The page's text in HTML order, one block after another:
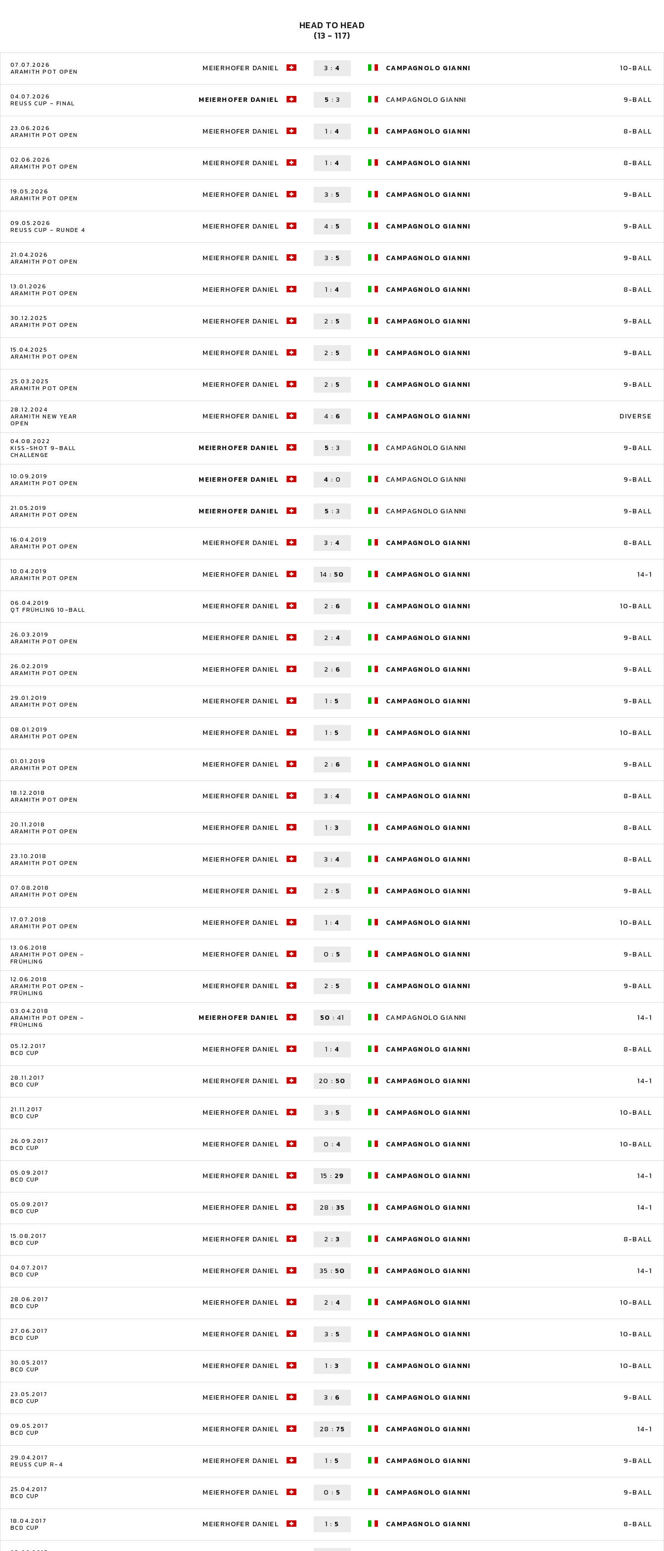
HEAD TO HEAD
(13 - 117)
07.07.2026
ARAMITH POT OPEN MEIERHOFER DANIEL 3 : 4 CAMPAGNOLO GIANNI 10-BALL
04.07.2026
REUSS CUP - FINAL MEIERHOFER DANIEL 5 : 3 CAMPAGNOLO GIANNI 9-BALL
23.06.2026
ARAMITH POT OPEN MEIERHOFER DANIEL 1 : 4 CAMPAGNOLO GIANNI 8-BALL
02.06.2026
ARAMITH POT OPEN MEIERHOFER DANIEL 1 : 4 CAMPAGNOLO GIANNI 8-BALL
19.05.2026
ARAMITH POT OPEN MEIERHOFER DANIEL 3 : 5 CAMPAGNOLO GIANNI 9-BALL
09.05.2026
REUSS CUP - RUNDE 4 MEIERHOFER DANIEL 4 : 5 CAMPAGNOLO GIANNI 9-BALL
21.04.2026
ARAMITH POT OPEN MEIERHOFER DANIEL 3 : 5 CAMPAGNOLO GIANNI 9-BALL
13.01.2026
ARAMITH POT OPEN MEIERHOFER DANIEL 1 : 4 CAMPAGNOLO GIANNI 8-BALL
30.12.2025
ARAMITH POT OPEN MEIERHOFER DANIEL 2 : 5 CAMPAGNOLO GIANNI 9-BALL
15.04.2025
ARAMITH POT OPEN MEIERHOFER DANIEL 2 : 5 CAMPAGNOLO GIANNI 9-BALL
25.03.2025
ARAMITH POT OPEN MEIERHOFER DANIEL 2 : 5 CAMPAGNOLO GIANNI 9-BALL
28.12.2024
ARAMITH NEW YEAR
OPEN
MEIERHOFER DANIEL 4 : 6 CAMPAGNOLO GIANNI DIVERSE
04.08.2022
KISS-SHOT 9-BALL
CHALLENGE
MEIERHOFER DANIEL 5 : 3 CAMPAGNOLO GIANNI 9-BALL
10.09.2019
ARAMITH POT OPEN MEIERHOFER DANIEL 4 : 0 CAMPAGNOLO GIANNI 9-BALL
21.05.2019
ARAMITH POT OPEN MEIERHOFER DANIEL 5 : 3 CAMPAGNOLO GIANNI 9-BALL
16.04.2019
ARAMITH POT OPEN MEIERHOFER DANIEL 3 : 4 CAMPAGNOLO GIANNI 8-BALL
10.04.2019
ARAMITH POT OPEN MEIERHOFER DANIEL 14 : 50 CAMPAGNOLO GIANNI 14-1
06.04.2019
QT FRÜHLING 10-BALL MEIERHOFER DANIEL 2 : 6 CAMPAGNOLO GIANNI 10-BALL
26.03.2019
ARAMITH POT OPEN MEIERHOFER DANIEL 2 : 4 CAMPAGNOLO GIANNI 9-BALL
26.02.2019
ARAMITH POT OPEN MEIERHOFER DANIEL 2 : 6 CAMPAGNOLO GIANNI 9-BALL
29.01.2019
ARAMITH POT OPEN MEIERHOFER DANIEL 1 : 5 CAMPAGNOLO GIANNI 9-BALL
08.01.2019
ARAMITH POT OPEN MEIERHOFER DANIEL 1 : 5 CAMPAGNOLO GIANNI 10-BALL
01.01.2019
ARAMITH POT OPEN MEIERHOFER DANIEL 2 : 6 CAMPAGNOLO GIANNI 9-BALL
18.12.2018
ARAMITH POT OPEN MEIERHOFER DANIEL 3 : 4 CAMPAGNOLO GIANNI 8-BALL
20.11.2018
ARAMITH POT OPEN MEIERHOFER DANIEL 1 : 3 CAMPAGNOLO GIANNI 8-BALL
23.10.2018
ARAMITH POT OPEN MEIERHOFER DANIEL 3 : 4 CAMPAGNOLO GIANNI 8-BALL
07.08.2018
ARAMITH POT OPEN MEIERHOFER DANIEL 2 : 5 CAMPAGNOLO GIANNI 9-BALL
17.07.2018
ARAMITH POT OPEN MEIERHOFER DANIEL 1 : 4 CAMPAGNOLO GIANNI 10-BALL
13.06.2018
ARAMITH POT OPEN -
FRÜHLING
MEIERHOFER DANIEL 0 : 5 CAMPAGNOLO GIANNI 9-BALL
12.06.2018
ARAMITH POT OPEN -
FRÜHLING
MEIERHOFER DANIEL 2 : 5 CAMPAGNOLO GIANNI 9-BALL
03.04.2018
ARAMITH POT OPEN -
FRÜHLING
MEIERHOFER DANIEL 50 :41 CAMPAGNOLO GIANNI 14-1
05.12.2017
BCD CUP MEIERHOFER DANIEL 1 : 4 CAMPAGNOLO GIANNI 8-BALL
28.11.2017
BCD CUP MEIERHOFER DANIEL 20 : 50 CAMPAGNOLO GIANNI 14-1
21.11.2017
BCD CUP MEIERHOFER DANIEL 3 : 5 CAMPAGNOLO GIANNI 10-BALL
26.09.2017
BCD CUP MEIERHOFER DANIEL 0 : 4 CAMPAGNOLO GIANNI 10-BALL
05.09.2017
BCD CUP MEIERHOFER DANIEL 15 : 29 CAMPAGNOLO GIANNI 14-1
05.09.2017
BCD CUP MEIERHOFER DANIEL 28 : 35 CAMPAGNOLO GIANNI 14-1
15.08.2017
BCD CUP MEIERHOFER DANIEL 2 : 3 CAMPAGNOLO GIANNI 8-BALL
04.07.2017
BCD CUP MEIERHOFER DANIEL 35 : 50 CAMPAGNOLO GIANNI 14-1
28.06.2017
BCD CUP MEIERHOFER DANIEL 2 : 4 CAMPAGNOLO GIANNI 10-BALL
27.06.2017
BCD CUP MEIERHOFER DANIEL 3 : 5 CAMPAGNOLO GIANNI 10-BALL
30.05.2017
BCD CUP MEIERHOFER DANIEL 1 : 3 CAMPAGNOLO GIANNI 10-BALL
23.05.2017
BCD CUP MEIERHOFER DANIEL 3 : 6 CAMPAGNOLO GIANNI 9-BALL
09.05.2017
BCD CUP MEIERHOFER DANIEL 28 : 75 CAMPAGNOLO GIANNI 14-1
29.04.2017
REUSS CUP R-4 MEIERHOFER DANIEL 1 : 5 CAMPAGNOLO GIANNI 9-BALL
25.04.2017
BCD CUP MEIERHOFER DANIEL 0 : 5 CAMPAGNOLO GIANNI 9-BALL
18.04.2017
BCD CUP MEIERHOFER DANIEL 1 : 5 CAMPAGNOLO GIANNI 8-BALL